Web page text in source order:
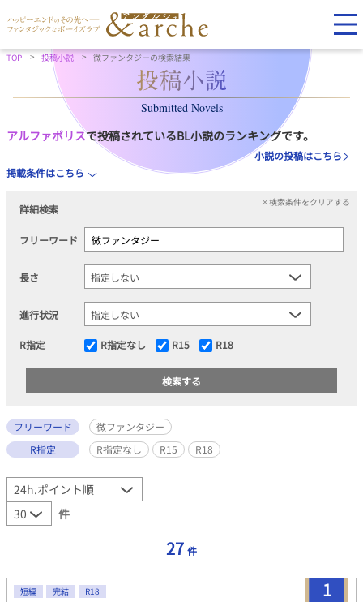
TOP 投稿小説 微ファンタジーの検索結果
Submitted Novels
アルファポリスで投稿されているBL小説のランキングです。
小説の投稿はこちら
掲載条件はこちら
詳細検索
×検索条件をクリアする
フリーワード
長さ
進行状況
R指定 R指定なし R15 R18
フリーワード
微ファンタジー
R指定
R指定なし R15 R18
件
27 件
1
短編 完結 R18